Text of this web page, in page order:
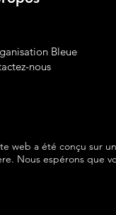
Bleue
nous
web a été conçu sur
Nous espérons que